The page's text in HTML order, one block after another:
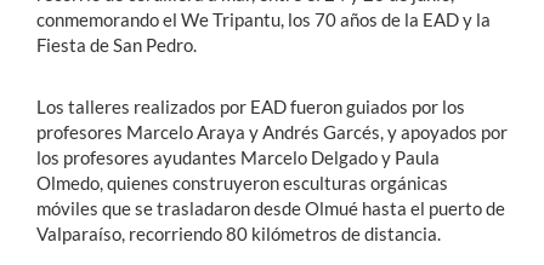
conmemorando el We Tripantu, los 70 años de la EAD y la
Fiesta de San Pedro.
Los talleres realizados por EAD fueron guiados por los
profesores Marcelo Araya y Andrés Garcés, y apoyados por
los profesores ayudantes Marcelo Delgado y Paula
Olmedo, quienes construyeron esculturas orgánicas
móviles que se trasladaron desde Olmué hasta el puerto de
Valparaíso, recorriendo 80 kilómetros de distancia.